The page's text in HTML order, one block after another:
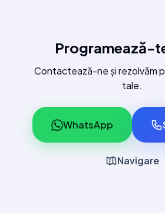
Programează-
Contactează-ne și rezolvăm
tale.
WhatsApp
Navigare